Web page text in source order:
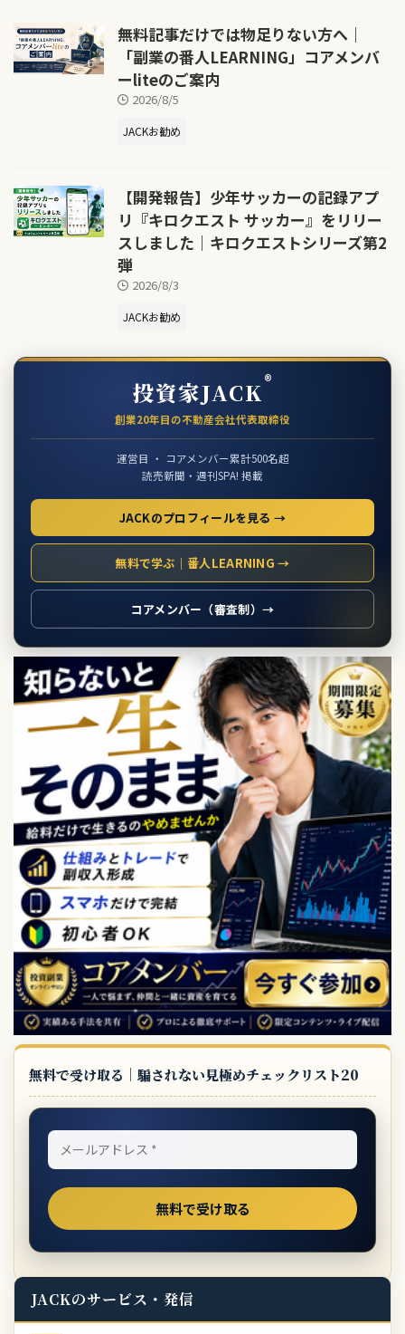
無料記事だけでは物足りない方へ｜
「副業の番人LEARNING」コアメンバ
ーliteのご案内
2026/8/5
JACKお勧め
【開発報告】少年サッカーの記録アプ
リ『キロクエスト サッカー』をリリー
スしました｜キロクエストシリーズ第2
弾
2026/8/3
JACKお勧め
投資家JACK®
創業20年目の不動産会社代表取締役
運営目 ・ コアメンバー累計500名超
読売新聞・週刊SPA! 掲載
JACKのプロフィールを見る →
無料で学ぶ｜番人LEARNING →
コアメンバー（審査制）→
無料で受け取る｜騙されない見極めチェックリスト20
JACKのサービス・発信